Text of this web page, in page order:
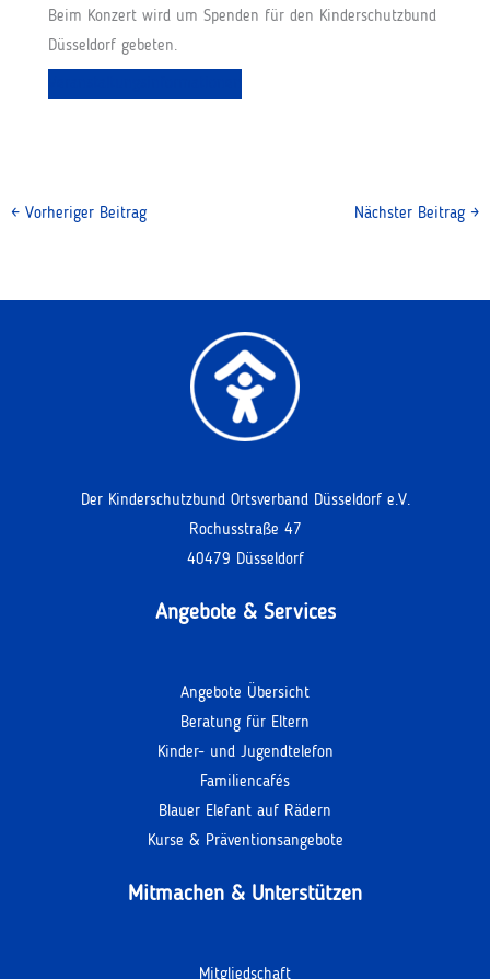
Beim Konzert wird um Spenden für den Kinderschutzbund
Düsseldorf gebeten.
←Vorheriger Beitrag Nächster Beitrag →
Der Kinderschutzbund Ortsverband Düsseldorf e.V.
Rochusstraße 47
40479 Düsseldorf
Angebote & Services
Angebote Übersicht
Beratung für Eltern
Kinder- und Jugendtelefon
Familiencafés
Blauer Elefant auf Rädern
Kurse & Präventionsangebote
Mitmachen & Unterstützen
Mitgliedschaft